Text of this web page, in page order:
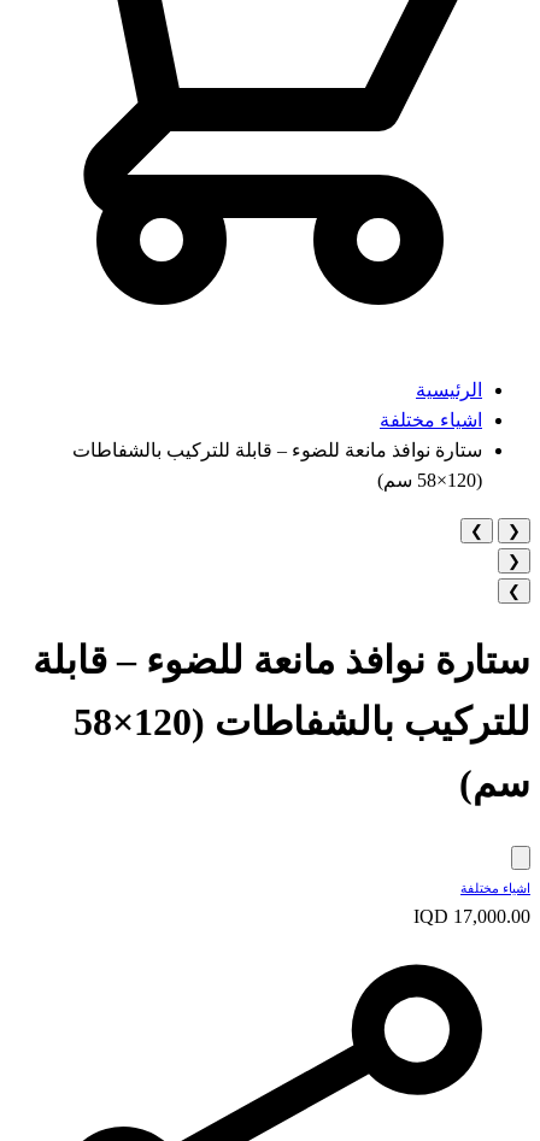
الرئيسية
اشياء مختلفة
ستارة نوافذ مانعة للضوء – قابلة للتركيب بالشفاطات
(120×58 سم)
❮
❯
❮
❯
ستارة نوافذ مانعة للضوء – قابلة
للتركيب بالشفاطات (120×58
سم)
اشياء مختلفة
IQD 17,000.00